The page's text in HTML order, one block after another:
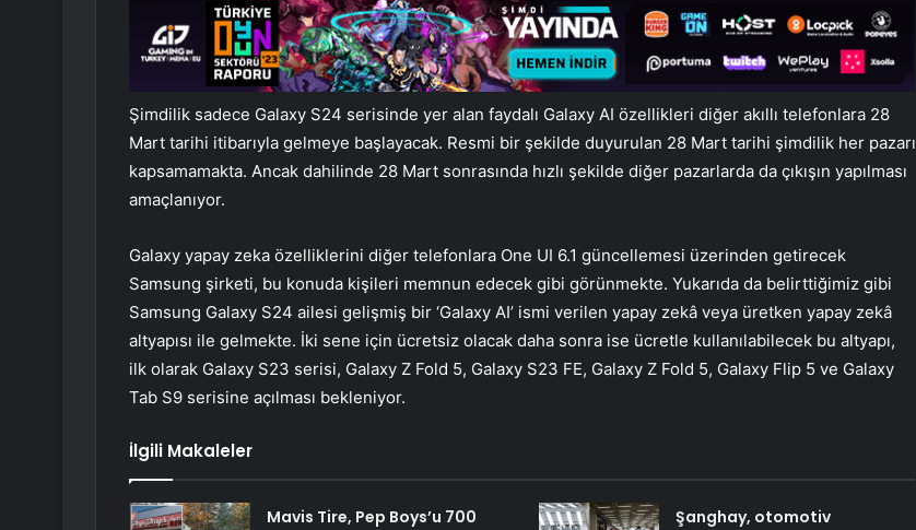
Şimdilik sadece Galaxy S24 serisinde yer alan faydalı Galaxy AI özellikleri diğer akıllı telefonlara 28
Mart tarihi itibarıyla gelmeye başlayacak. Resmi bir şekilde duyurulan 28 Mart tarihi şimdilik her pazarı
kapsamamakta. Ancak dahilinde 28 Mart sonrasında hızlı şekilde diğer pazarlarda da çıkışın yapılması
amaçlanıyor.
Galaxy yapay zeka özelliklerini diğer telefonlara One UI 6.1 güncellemesi üzerinden getirecek
Samsung şirketi, bu konuda kişileri memnun edecek gibi görünmekte. Yukarıda da belirttiğimiz gibi
Samsung Galaxy S24 ailesi gelişmiş bir ‘Galaxy AI’ ismi verilen yapay zekâ veya üretken yapay zekâ
altyapısı ile gelmekte. İki sene için ücretsiz olacak daha sonra ise ücretle kullanılabilecek bu altyapı,
ilk olarak Galaxy S23 serisi, Galaxy Z Fold 5, Galaxy S23 FE, Galaxy Z Fold 5, Galaxy Flip 5 ve Galaxy
Tab S9 serisine açılması bekleniyor.
İlgili Makaleler
Mavis Tire, Pep Boys’u 700
Şanghay, otomotiv